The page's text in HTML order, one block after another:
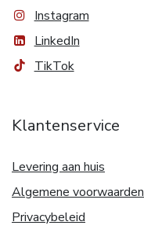
Instagram
LinkedIn
TikTok
Klantenservice
Levering aan huis
Algemene voorwaarden
Privacybeleid